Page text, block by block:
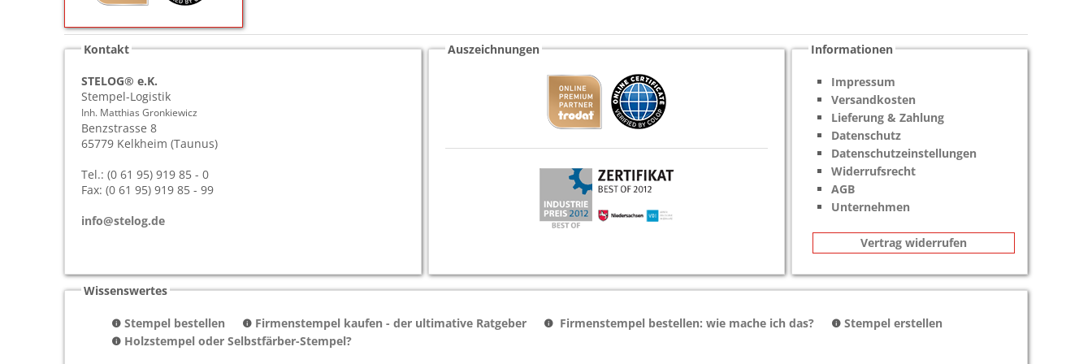
Kontakt
STELOG® e.K.
Stempel-Logistik
Inh. Matthias Gronkiewicz
Benzstrasse 8
65779 Kelkheim (Taunus)
Tel.: (0 61 95) 919 85 - 0
Fax: (0 61 95) 919 85 - 99
info@stelog.de
Auszeichnungen Informationen
Impressum
Versandkosten
Lieferung & Zahlung
Datenschutz
Datenschutzeinstellungen
Widerrufsrecht
AGB
Unternehmen
Vertrag widerrufen
Wissenswertes
Stempel bestellen Firmenstempel kaufen - der ultimative Ratgeber Firmenstempel bestellen: wie mache ich das?
Stempel erstellen
Holzstempel oder Selbstfärber-Stempel?